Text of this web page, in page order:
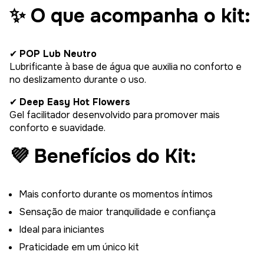
✨ O que acompanha o kit:
✔ POP Lub Neutro
Lubrificante à base de água que auxilia no conforto e
no deslizamento durante o uso.
✔ Deep Easy Hot Flowers
Gel facilitador desenvolvido para promover mais
conforto e suavidade.
💜 Benefícios do Kit:
Mais conforto durante os momentos íntimos
Sensação de maior tranquilidade e confiança
Ideal para iniciantes
Praticidade em um único kit